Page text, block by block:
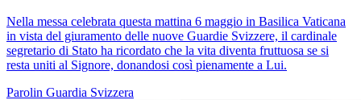
Nella messa celebrata questa mattina 6 maggio in Basilica Vaticana
in vista del giuramento delle nuove Guardie Svizzere, il cardinale
segretario di Stato ha ricordato che la vita diventa fruttuosa se si
resta uniti al Signore, donandosi così pienamente a Lui.
Parolin Guardia Svizzera